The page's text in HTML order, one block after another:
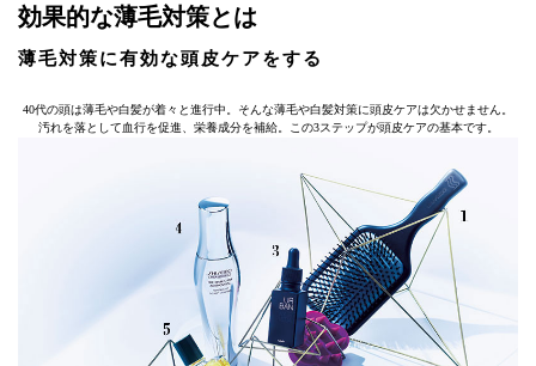
効果的な薄毛対策とは
薄毛対策に有効な頭皮ケアをする
40代の頭は薄毛や白髪が着々と進行中。そんな薄毛や白髪対策に頭皮ケアは欠かせません。
汚れを落として血行を促進、栄養成分を補給。この3ステップが頭皮ケアの基本です。